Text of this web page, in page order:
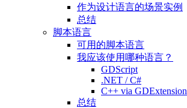
作为设计语言的场景实例
总结
脚本语言
可用的脚本语言
我应该使用哪种语言？
GDScript
.NET / C#
C++ via GDExtension
总结